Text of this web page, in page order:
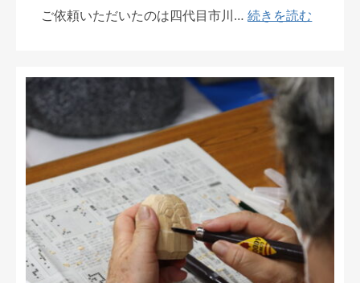
ご依頼いただいたのは四代目市川…続きを読む